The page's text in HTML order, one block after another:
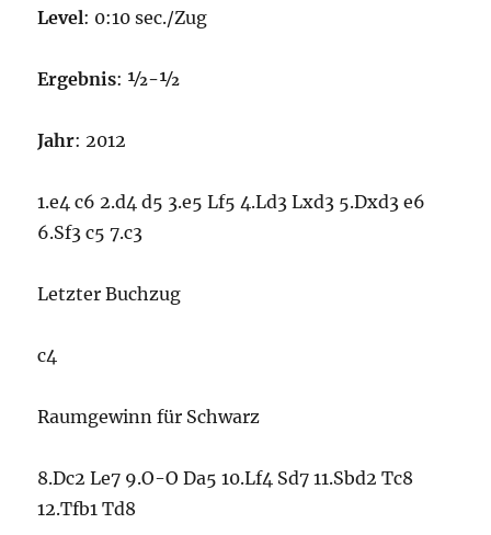
Level: 0:10 sec./Zug
Ergebnis: ½-½
Jahr: 2012
1.e4 c6 2.d4 d5 3.e5 Lf5 4.Ld3 Lxd3 5.Dxd3 e6
6.Sf3 c5 7.c3
Letzter Buchzug
c4
Raumgewinn für Schwarz
8.Dc2 Le7 9.O-O Da5 10.Lf4 Sd7 11.Sbd2 Tc8
12.Tfb1 Td8